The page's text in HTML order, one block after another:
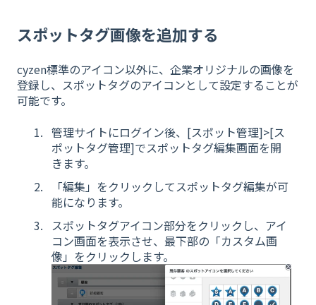
スポットタグ画像を追加する
cyzen標準のアイコン以外に、企業オリジナルの画像を
登録し、スポットタグのアイコンとして設定することが
可能です。
管理サイトにログイン後、[スポット管理]>[ス
ポットタグ管理]でスポットタグ編集画面を開
きます。
「編集」をクリックしてスポットタグ編集が可
能になります。
スポットタグアイコン部分をクリックし、アイ
コン画面を表示させ、最下部の「カスタム画
像」をクリックします。